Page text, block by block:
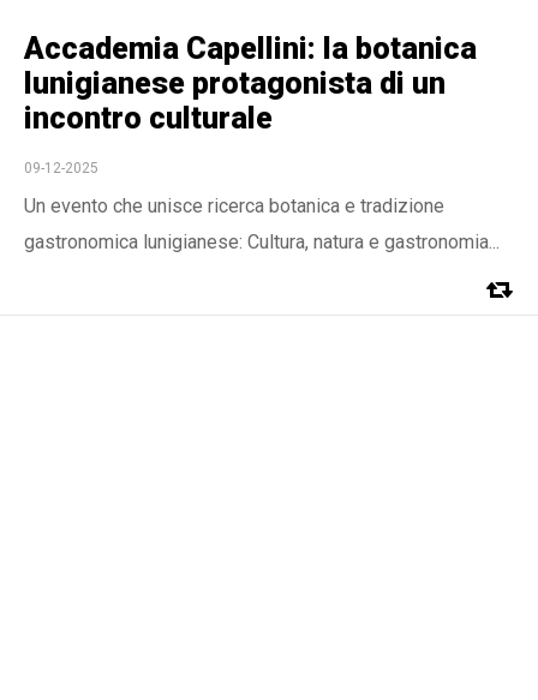
Accademia Capellini: la botanica
lunigianese protagonista di un
incontro culturale
09-12-2025
Un evento che unisce ricerca botanica e tradizione
gastronomica lunigianese: Cultura, natura e gastronomia...